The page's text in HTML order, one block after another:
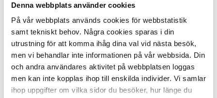
Denna webbplats använder cookies
På vår webbplats används cookies för webbstatistik
samt tekniskt behov. Några cookies sparas i din
utrustning för att komma ihåg dina val vid nästa besök,
men vi behandlar inte informationen på vår webbsida. Din
och andra användares aktivitet på webbplatsen loggas
men kan inte kopplas ihop till enskilda individer. Vi samlar
ihop uppgifter om vilka sidor du besöker, hur länge du
uppsägningsblanketten, inte anmält flytt enligt villkoren
samt fortsatt att betala.
ARN ansåg att det framgick att en muntlig uppsägning
gjorts av ett brev från operatören som hänvisade till att
man skickat en uppsägningsblankett. Det faktum att
konsumenten, uppenbarligen av misstag eller i tron att
operatören skulle stoppa autogireringen, fortsatt att
betala abonnemangsavgiften kunde inte anses innebära